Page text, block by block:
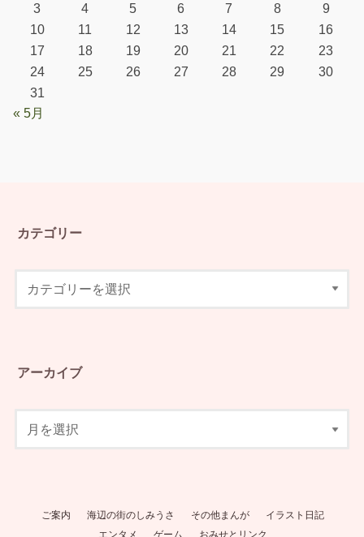
3
4 5 6 7 8
9
10
11 12 13 14 15
16
17
18 19 20 21 22
23
24
25 26 27 28 29
30
31
« 5月
カテゴリー
アーカイブ
ご案内 海辺の街のしみうさ その他まんが
イラスト日記
エンタメ
ゲーム おみせとリンク